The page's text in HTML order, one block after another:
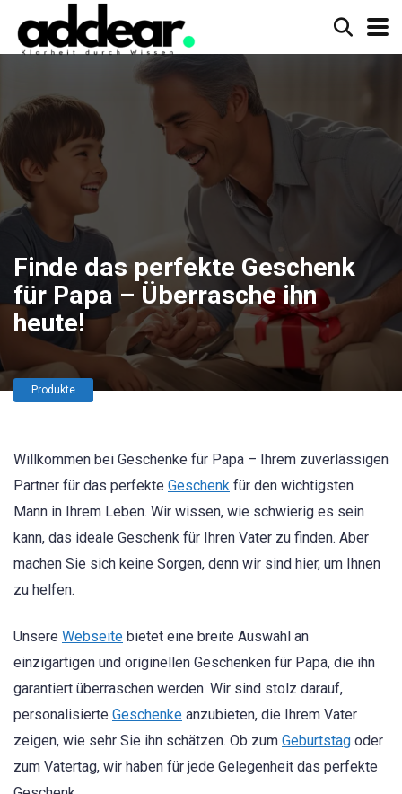
Finde das perfekte Geschenk
für Papa – Überrasche ihn
heute!
Produkte
Willkommen bei Geschenke für Papa – Ihrem zuverlässigen
Partner für das perfekte Geschenk für den wichtigsten
Mann in Ihrem Leben. Wir wissen, wie schwierig es sein
kann, das ideale Geschenk für Ihren Vater zu finden. Aber
machen Sie sich keine Sorgen, denn wir sind hier, um Ihnen
zu helfen.
Unsere Webseite bietet eine breite Auswahl an
einzigartigen und originellen Geschenken für Papa, die ihn
garantiert überraschen werden. Wir sind stolz darauf,
personalisierte Geschenke anzubieten, die Ihrem Vater
zeigen, wie sehr Sie ihn schätzen. Ob zum Geburtstag oder
zum Vatertag, wir haben für jede Gelegenheit das perfekte